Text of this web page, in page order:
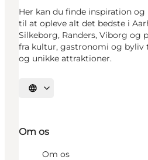
Her kan du finde inspiration
til at opleve alt det bedste i
Silkeborg, Randers, Viborg og
fra kultur, gastronomi og byliv
og unikke attraktioner.
Vælg sprog
Om os
Om os